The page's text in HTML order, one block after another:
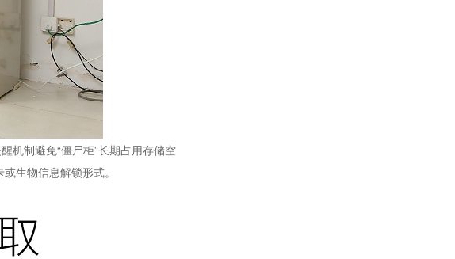
机制避免“僵尸柜”长期占用存储空
生物信息解锁形式。